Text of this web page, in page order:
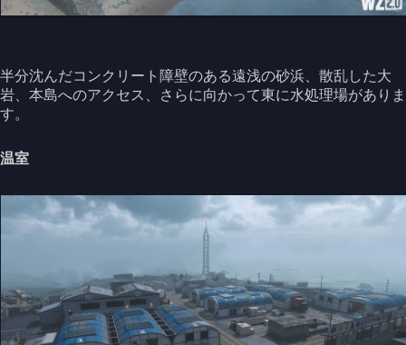
半分沈んだコンクリート障壁のある遠浅の砂浜、散乱した大
岩、本島へのアクセス、さらに向かって東に水処理場がありま
す。
温室